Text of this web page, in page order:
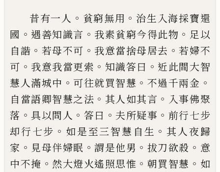
昔有一人 。 貧窮無用 。 治生入海採寶還
國 。 遇善知識言 。 我素貧窮今得此物 。 足以
自諧 。 若母不可 。 我意當捨母居去 。若婦不
可 。 我意我當更索 。 知識答曰 。 近此間大智
慧人滿城中 。 可往就買智慧 。 不過千兩金 。
自當語卿智慧之法 。 其人如其言 。 入事佛聚
落 。具以問人 。 答曰 。 夫所疑事 。 前行七步
却行七步 。 如是至三智慧自生 。其人夜歸
家 。 見母伴婦眠 。謂是他男 。 拔刀欲殺 。 意
中不掩 。 然大燈火遙照思惟 。 朝買智慧 。 如